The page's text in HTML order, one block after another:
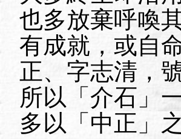
也多放棄呼喚
有成就，或自
正、字志清，
所以「介石」
多以「中正」